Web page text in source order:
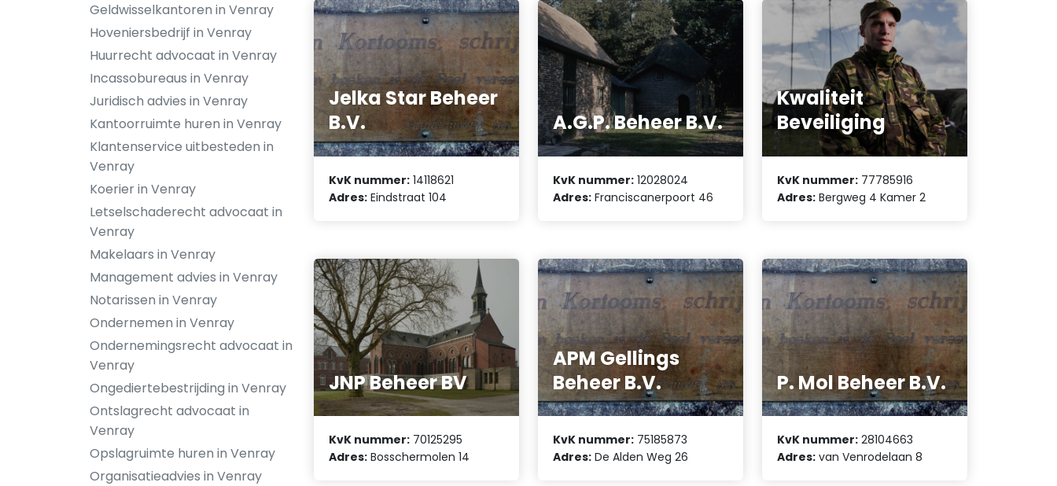
Geldwisselkantoren in Venray
Hoveniersbedrijf in Venray
Huurrecht advocaat in Venray
Incassobureaus in Venray
Juridisch advies in Venray
Kantoorruimte huren in Venray
Klantenservice uitbesteden in
Venray
Koerier in Venray
Letselschaderecht advocaat in
Venray
Makelaars in Venray
Management advies in Venray
Notarissen in Venray
Ondernemen in Venray
Ondernemingsrecht advocaat in
Venray
Ongediertebestrijding in Venray
Ontslagrecht advocaat in
Venray
Opslagruimte huren in Venray
Organisatieadvies in Venray
Jelka Star Beheer
B.V.
KvK nummer: 14118621
Adres: Eindstraat 104
A.G.P. Beheer B.V.
KvK nummer: 12028024
Adres: Franciscanerpoort 46
Kwaliteit
Beveiliging
KvK nummer: 77785916
Adres: Bergweg 4 Kamer 2
JNP Beheer BV
KvK nummer: 70125295
Adres: Bosschermolen 14
APM Gellings
Beheer B.V.
KvK nummer: 75185873
Adres: De Alden Weg 26
P. Mol Beheer B.V.
KvK nummer: 28104663
Adres: van Venrodelaan 8